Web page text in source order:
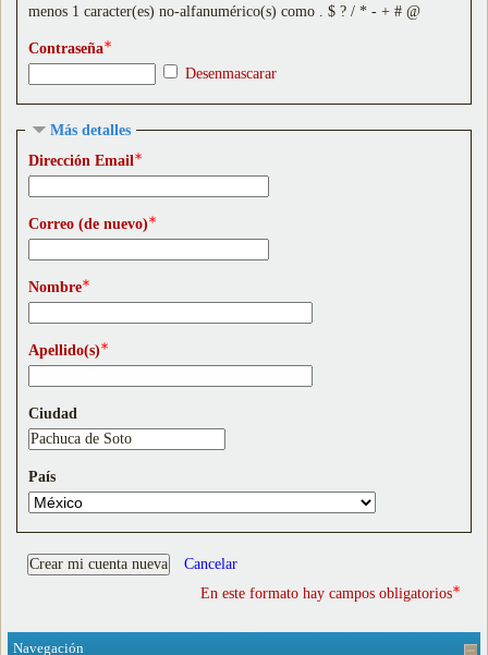
menos 1 caracter(es) no-alfanumérico(s) como . $ ? / * - + # @
Contraseña
Desenmascarar
Más detalles
Dirección Email
Correo (de nuevo)
Nombre
Apellido(s)
Ciudad
País
En este formato hay campos obligatorios
Navegación